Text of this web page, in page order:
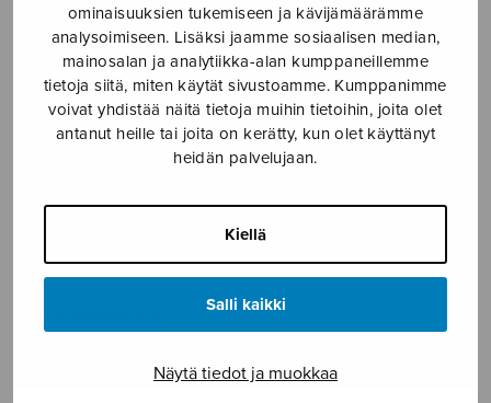
ominaisuuksien tukemiseen ja kävijämäärämme
analysoimiseen. Lisäksi jaamme sosiaalisen median,
mainosalan ja analytiikka-alan kumppaneillemme
tietoja siitä, miten käytät sivustoamme. Kumppanimme
voivat yhdistää näitä tietoja muihin tietoihin, joita olet
antanut heille tai joita on kerätty, kun olet käyttänyt
heidän palvelujaan.
Kiellä
Salli kaikki
Näytä tiedot ja muokkaa
YLEINEN
Sulasol nuottikauppa
Tallberginkatu 1 B, 1,5 krs.
00180 Helsinki